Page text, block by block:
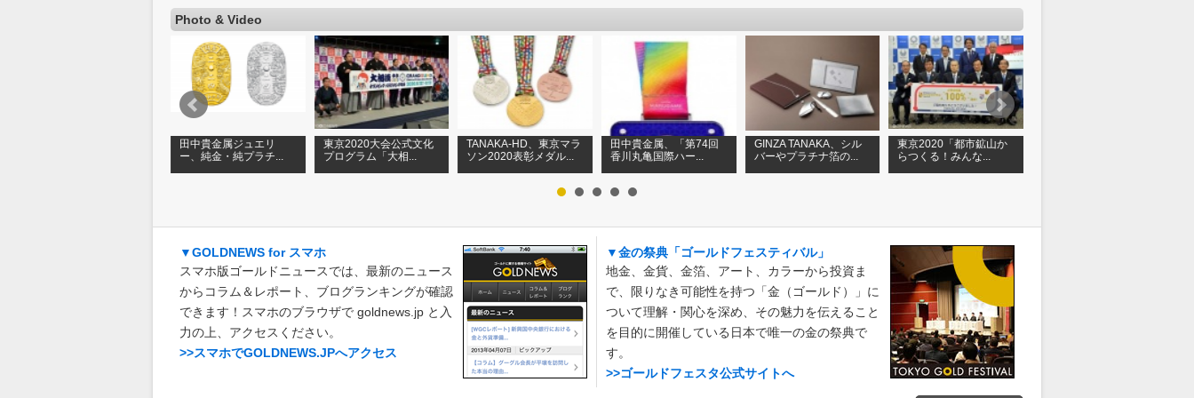
Photo & Video
田中貴金属ジュエリ
ー、純金・純プラチ...
東京2020大会公式文化
プログラム「大相...
TANAKA-HD、東京マラ
ソン2020表彰メダル...
田中貴金属、「第74回
香川丸亀国際ハー...
GINZA TANAKA、シル
バーやプラチナ箔の...
東京2020「都市鉱山か
らつくる！みんな...
▼GOLDNEWS for スマホ
スマホ版ゴールドニュースでは、最新のニュース
からコラム＆レポート、ブログランキングが確認
できます！スマホのブラウザで goldnews.jp と入
力の上、アクセスください。
>>スマホでGOLDNEWS.JPへアクセス
▼金の祭典「ゴールドフェスティバル」
地金、金貨、金箔、アート、カラーから投資ま
で、限りなき可能性を持つ「金（ゴールド）」に
ついて理解・関心を深め、その魅力を伝えること
を目的に開催している日本で唯一の金の祭典で
す。
>>ゴールドフェスタ公式サイトへ